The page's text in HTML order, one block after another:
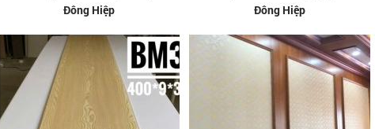
Đông Hiệp
Đông Hiệp